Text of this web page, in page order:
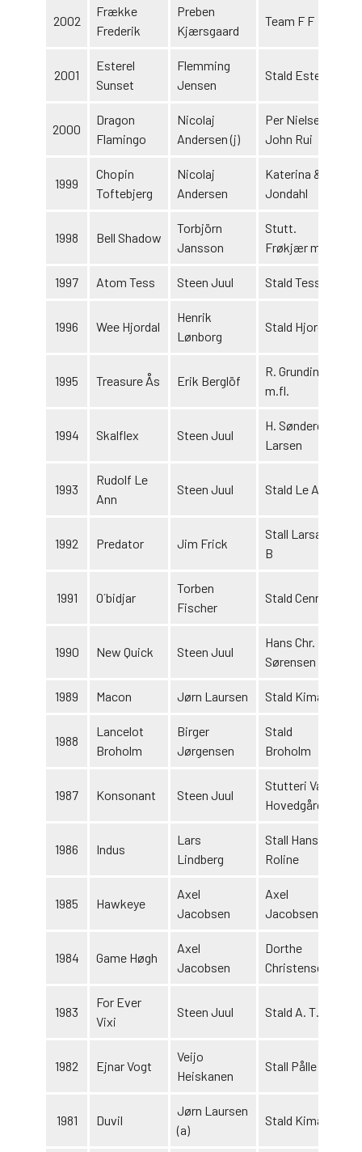
2002
Frække
Frederik
Preben
Kjærsgaard
Team F F
2001
Esterel
Sunset
Flemming
Jensen
Stald Esterel
2000
Dragon
Flamingo
Nicolaj
Andersen (j)
Per Nielsen &
John Rui
1999
Chopin
Toftebjerg
Nicolaj
Andersen
Katerina & Bo
Jondahl
1998 Bell Shadow
Torbjörn
Jansson
Stutt.
Frøkjær m.fl.
1997 Atom Tess Steen Juul Stald Tess
1996 Wee Hjordal
Henrik
Lønborg
Stald Hjordal
1995 Treasure Ås Erik Berglöf
R. Grundin A B
m.fl.
1994 Skalflex Steen Juul
H. Søndergård
Larsen
1993
Rudolf Le
Ann
Steen Juul Stald Le Ann
1992 Predator Jim Frick
Stall Larsan A
B
1991 O´bidjar
Torben
Fischer
Stald Cenne
1990 New Quick Steen Juul
Hans Chr.
Sørensen
1989 Macon Jørn Laursen Stald Kima
1988
Lancelot
Broholm
Birger
Jørgensen
Stald
Broholm
1987 Konsonant Steen Juul
Stutteri Vang
Hovedgård
1986 Indus
Lars
Lindberg
Stall Hans &
Roline
1985 Hawkeye
Axel
Jacobsen
Axel
Jacobsen
1984 Game Høgh
Axel
Jacobsen
Dorthe
Christensen
1983
For Ever
Vixi
Steen Juul Stald A. T. A.
1982 Ejnar Vogt
Veijo
Heiskanen
Stall Pålle
1981 Duvil
Jørn Laursen
(a)
Stald Kima